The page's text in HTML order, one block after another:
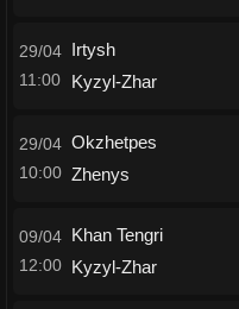
29/04
11:00
Irtysh
Kyzyl-Zhar
29/04
10:00
Okzhetpes
Zhenys
09/04
12:00
Khan Tengri
Kyzyl-Zhar